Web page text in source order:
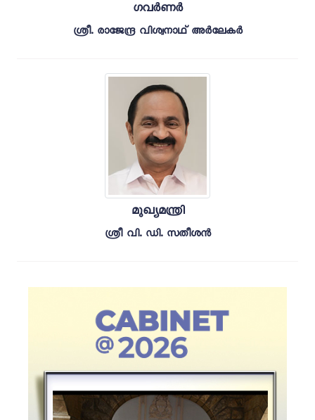
ഗവർണർ
ശ്രീ. രാജേന്ദ്ര വിശ്വനാഥ് അർലേകർ
മുഖ്യമന്ത്രി
ശ്രീ വി. ഡി. സതീശൻ